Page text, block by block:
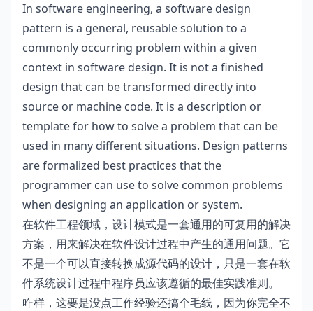
In software engineering, a software design
pattern is a general, reusable solution to a
commonly occurring problem within a given
context in software design. It is not a finished
design that can be transformed directly into
source or machine code. It is a description or
template for how to solve a problem that can be
used in many different situations. Design patterns
are formalized best practices that the
programmer can use to solve common problems
when designing an application or system.
在软件工程领域，设计模式是一套通用的可复用的解决
方案，用来解决在软件设计过程中产生的通用问题。它
不是一个可以直接转换成源代码的设计，只是一套在软
件系统设计过程中程序员应该遵循的最佳实践准则。
咋样，这要是没点工作经验还搞个毛线，因为你完全不